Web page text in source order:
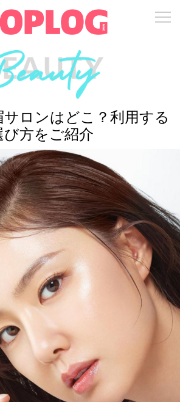
ロンはどこ？利用する
び方をご紹介